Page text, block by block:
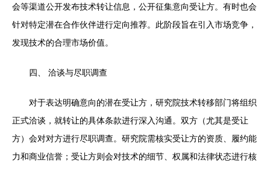
会等渠道公开发布技术转让信息，公开征集意向受让方。有时也会
针对特定潜在合作伙伴进行定向推荐。此阶段旨在引入市场竞争，
发现技术的合理市场价值。
四、 洽谈与尽职调查
对于表达明确意向的潜在受让方，研究院技术转移部门将组织
正式洽谈，就转让的具体条款进行深入沟通。双方（尤其是受让
方）会对对方进行尽职调查。研究院需核实受让方的资质、履约能
力和商业信誉；受让方则会对技术的细节、权属和法律状态进行核